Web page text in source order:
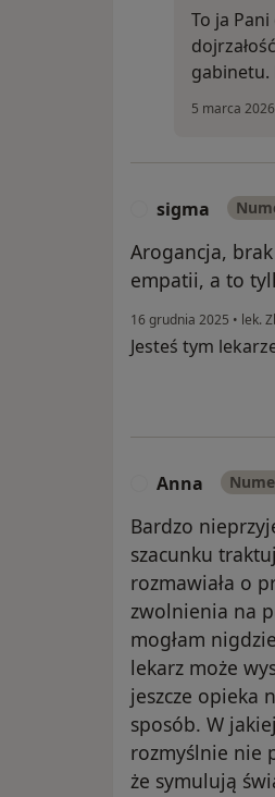
To ja
gabinetu.
5 marca 2026
sigma
Arogancja,
empatii, a to
16 grudnia 2025 • lek.
Jesteś tym
Anna
Bardzo
szacunku
rozmawiała o
zwolnienia na
mogłam
lekarz może
jeszcze opieka
sposób. W
rozmyślnie nie
że symulują